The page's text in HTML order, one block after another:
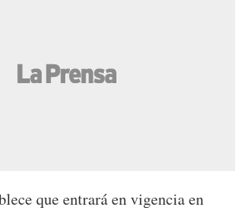
que entrará en vigencia en